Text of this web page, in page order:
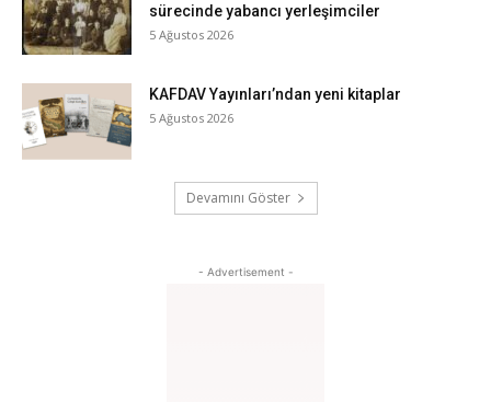
sürecinde yabancı yerleşimciler
5 Ağustos 2026
KAFDAV Yayınları’ndan yeni kitaplar
5 Ağustos 2026
Devamını Göster
- Advertisement -